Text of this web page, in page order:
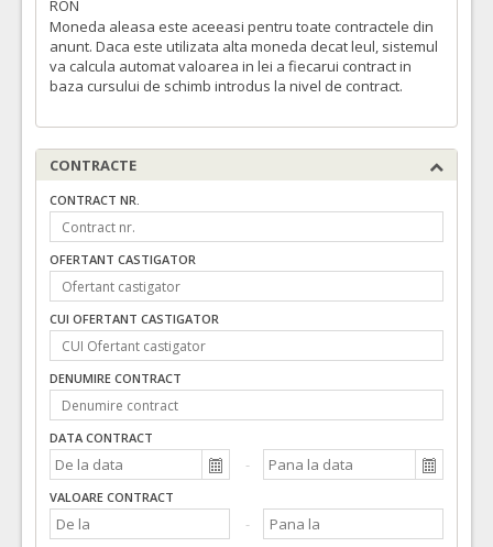
COD CPV:
VALOAREA ESTIMATA FARA
TVA:
660,00 - 31.680,00 Leu
ATRIBUIT
RON
Moneda aleasa este aceeasi pentru toate contractele din
anunt. Daca este utilizata alta moneda decat leul, sistemul
va calcula automat valoarea in lei a fiecarui contract in
baza cursului de schimb introdus la nivel de contract.
CONTRACTE
CONTRACT NR.
OFERTANT CASTIGATOR
CUI OFERTANT CASTIGATOR
DENUMIRE CONTRACT
DATA CONTRACT
VALOARE CONTRACT